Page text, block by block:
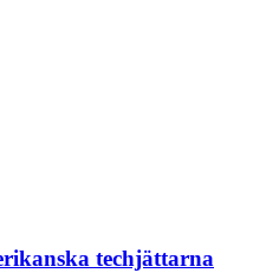
techjättarna